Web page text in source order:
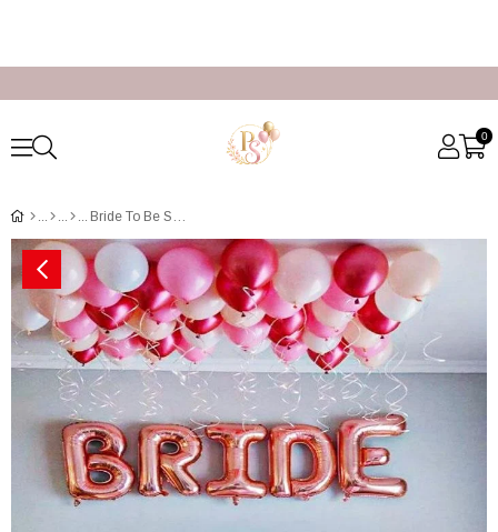
0
Bride To Be Süsleme Fiyatları İstanbul